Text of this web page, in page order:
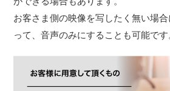
お客さま側の映像を写したく無い場
って、音声のみにすることも可能です